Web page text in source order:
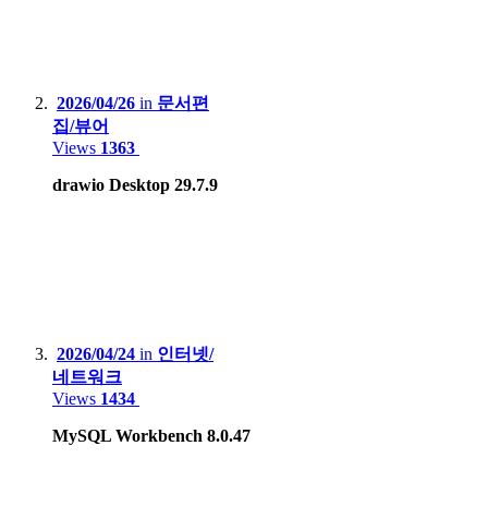
Motorola Edge 20 pro
Apple iPhone 12
Apple iPhone 15 Pro Max
Huawei X3, Nova Smart
2026/04/26 in 문서편
집/뷰어
Views 1363
drawio Desktop 29.7.9
2026/04/24 in 인터넷/
네트워크
Views 1434
MySQL Workbench 8.0.47